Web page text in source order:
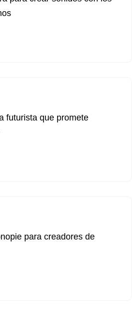
futurista que promete
para creadores de